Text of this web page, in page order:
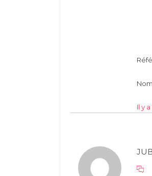
Il y a